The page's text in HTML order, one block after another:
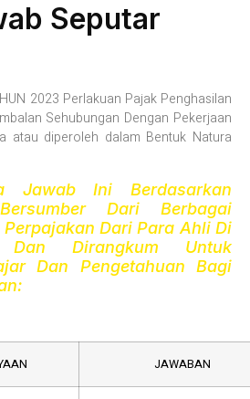
Seputar
2023 Perlakuan Pajak Penghasilan
Sehubungan Dengan Pekerjaan
atau diperoleh dalam Bentuk Natura
Jawab Ini Berdasarkan
Dari Berbagai
Dari Para Ahli Di
Dirangkum Untuk
Dan Pengetahuan Bagi
JAWABAN